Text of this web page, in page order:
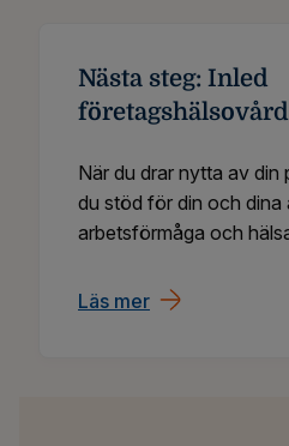
Nästa steg: Inled
När du drar nytta av din
du stöd för din och dina
arbetsförmåga och
Läs mer